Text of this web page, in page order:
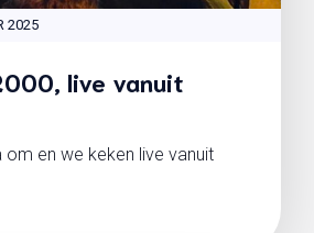
2025
live vanuit
om en we keken live vanuit